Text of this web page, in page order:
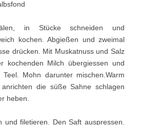
in Stücke schneiden und
kochen. Abgießen und zweimal
drücken. Mit Muskatnuss und Salz
kochenden Milch übergiessen und
Mohn darunter mischen.Warm
die süße Sahne schlagen
heben.
und filetieren. Den Saft auspressen.